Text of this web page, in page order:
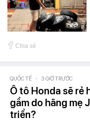
Chia sẻ
QUỐC TẾ - 3 GIỜ TRƯỚC
Ô tô Honda sẽ rẻ
gầm do hãng mẹ
triển?